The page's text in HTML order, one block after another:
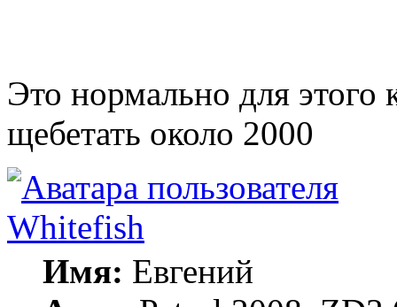
Это нормально для этого
щебетать около 2000
Whitefish
Имя: Евгений